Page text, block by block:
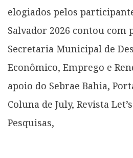
elogiados pelos
Salvador 2026 contou com
Secretaria Municipal de
Econômico, Emprego e
apoio do Sebrae Bahia,
Coluna de July, Revista
Pesquisas,